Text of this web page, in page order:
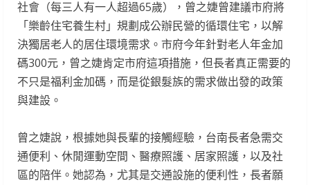
社會（每三人有一人超過65歲），曾之婕曾建議市府將
「樂齡住宅養生村」規劃成公辦民營的循環住宅，以解
決獨居老人的居住環境需求。市府今年針對老人年金加
碼300元，曾之婕肯定市府這項措施，但長者真正需要的
不只是福利金加碼，而是從銀髮族的需求做出發的政策
與建設。
曾之婕說，根據她與長輩的接觸經驗，台南長者急需交
通便利、休閒運動空間、醫療照護、居家照護，以及社
區的陪伴。她認為，尤其是交通設施的便利性，長者願